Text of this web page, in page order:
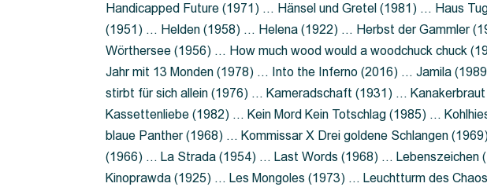
Handicapped Future (1971) … Hänsel und Gretel (1981) … Haus
(1951) … Helden (1958) … Helena (1922) … Herbst der Gammler
Wörthersee (1956) … How much wood would a woodchuck chuck
Jahr mit 13 Monden (1978) … Into the Inferno (2016) … Jamila
stirbt für sich allein (1976) … Kameradschaft (1931) …
Kassettenliebe (1982) … Kein Mord Kein Totschlag (1985) …
blaue Panther (1968) … Kommissar X Drei goldene Schlangen
(1966) … La Strada (1954) … Last Words (1968) … Lebenszeichen
Kinoprawda (1925) … Les Mongoles (1973) … Leuchtturm des